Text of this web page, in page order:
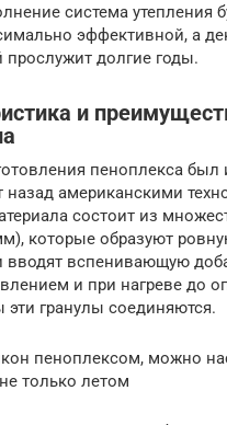
система утепления
эффективной, а
прослужит долгие годы.
и
пеноплекса был
назад американскими
состоит из
которые образуют
вводят вспенивающую
и при нагреве до
эти гранулы соединяются.
пеноплексом, можно
только летом